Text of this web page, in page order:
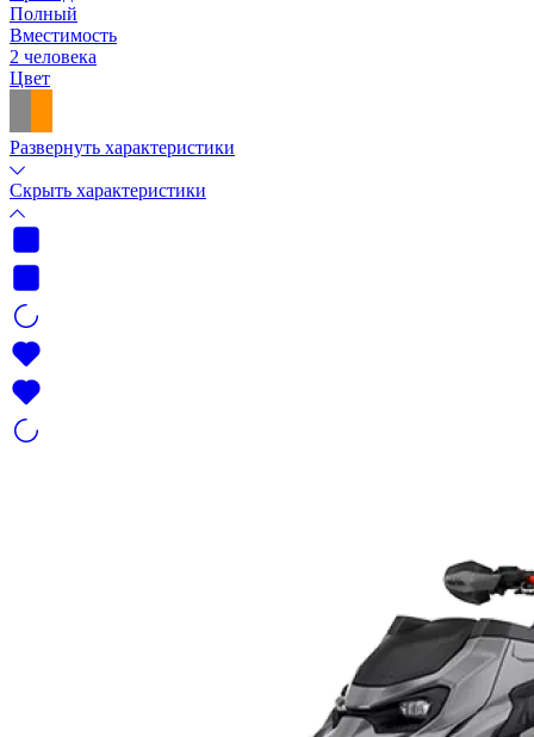
Полный
Вместимость
2 человека
Цвет
Развернуть характеристики
Скрыть характеристики